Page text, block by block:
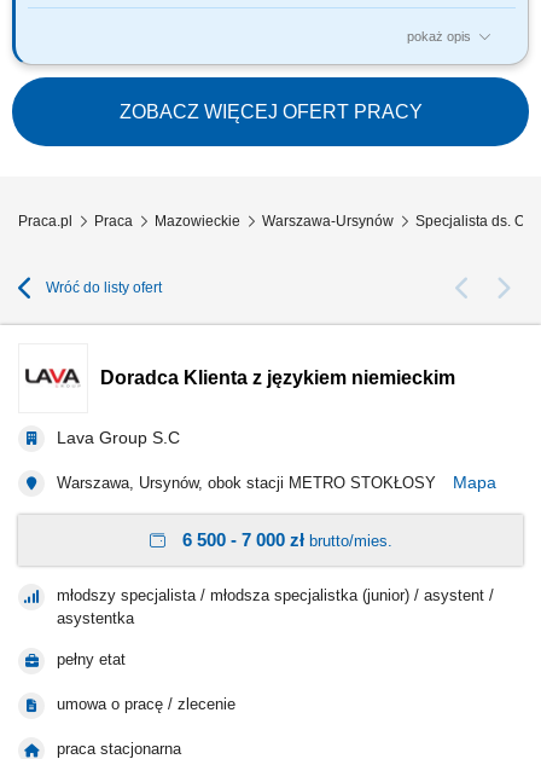
pokaż opis
ZADANIA KTÓRE NA CIEBIE CZEKAJĄ: Profesjonalna obsługa nowych i
obecnych klientów T- Mobile; Realizacja zamówień samodzielnie
złożonych przez klienta w aplikacji mobilnej Mój T-Mobile oraz na stronie
internetowej www.t-mobile.pl; Realizacja indywidualnych celów
jakościowych i...
ZOBACZ WIĘCEJ OFERT PRACY
Praca.pl Praca Mazowieckie Warszawa-Ursynów Specjalista ds.
Wróć do listy ofert
Doradca Klienta z językiem niemieckim
Lava Group S.C
Warszawa, Ursynów, obok stacji METRO STOKŁOSY Mapa
6 500 - 7 000 złbrutto/mies.
młodszy specjalista / młodsza specjalistka (junior) / asystent /
asystentka
pełny etat
umowa o pracę / zlecenie
praca stacjonarna